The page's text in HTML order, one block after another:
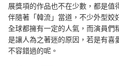
展獎項的作品也不在少數，都是值
伴隨著「韓流」當道，不少外型姣
全球都擁有一定的人氣，而演員們
是讓人為之著迷的原因，若是有喜
不容錯過的呢。